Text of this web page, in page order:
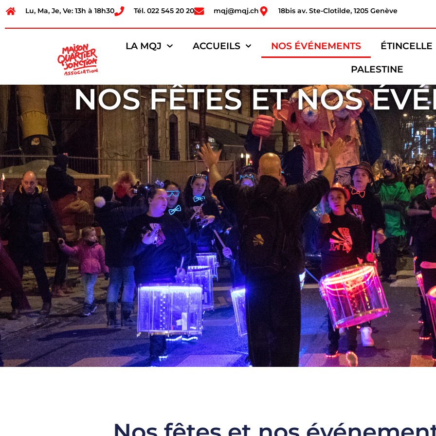
Lu, Ma, Je, Ve: 13h à 18h30 Tél. 022 545 20 20 mqj@mqj.ch 18bis av. Ste-Clotilde, 1205 Genève
LA MQJ ACCUEILS NOS ÉVÉNEMENTS ÉTINCELLE
PALESTINE
NOS FÊTES ET NOS